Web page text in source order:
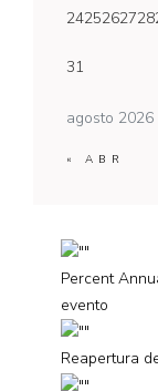
agosto 2026
2425262728
31
« ABR
Percent
evento
Reapertura